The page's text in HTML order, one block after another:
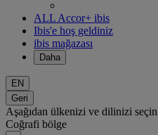
ALL Accor+ ibis
Ibis'e hoş geldiniz
ibis mağazası
Daha
EN
Geri
Aşağıdan ülkenizi ve dilinizi seçin
Coğrafi bölge